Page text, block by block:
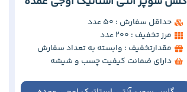
حداقل سفارش : 50 عدد
مرز تخفیف : 200 عدد
مقدارتخفیف : وابسته به تعداد سفارش
دارای ضمانت کیفیت چسب و شیشه